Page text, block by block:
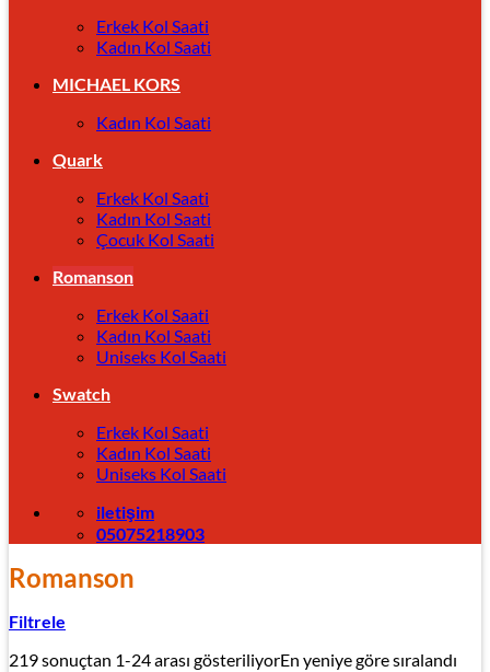
Erkek Kol Saati
Kadın Kol Saati
MICHAEL KORS
Kadın Kol Saati
Quark
Erkek Kol Saati
Kadın Kol Saati
Çocuk Kol Saati
Romanson
Erkek Kol Saati
Kadın Kol Saati
Uniseks Kol Saati
Swatch
Erkek Kol Saati
Kadın Kol Saati
Uniseks Kol Saati
iletişim
05075218903
Romanson
Filtrele
219 sonuçtan 1-24 arası gösteriliyorEn yeniye göre sıralandı